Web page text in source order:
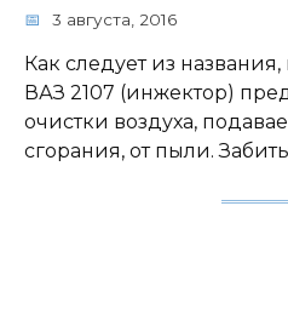
3 августа, 2016
Как следует из
ВАЗ 2107 (инжектор)
очистки воздуха,
сгорания, от пыли.